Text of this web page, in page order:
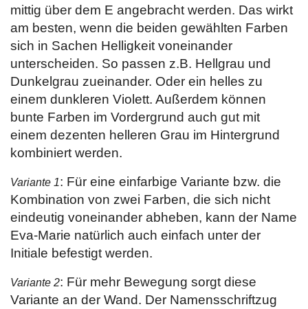
mittig über dem E angebracht werden. Das wirkt
am besten, wenn die beiden gewählten Farben
sich in Sachen Helligkeit voneinander
unterscheiden. So passen z.B. Hellgrau und
Dunkelgrau zueinander. Oder ein helles zu
einem dunkleren Violett. Außerdem können
bunte Farben im Vordergrund auch gut mit
einem dezenten helleren Grau im Hintergrund
kombiniert werden.
Variante 1: Für eine einfarbige Variante bzw. die
Kombination von zwei Farben, die sich nicht
eindeutig voneinander abheben, kann der Name
Eva-Marie natürlich auch einfach unter der
Initiale befestigt werden.
Variante 2: Für mehr Bewegung sorgt diese
Variante an der Wand. Der Namensschriftzug